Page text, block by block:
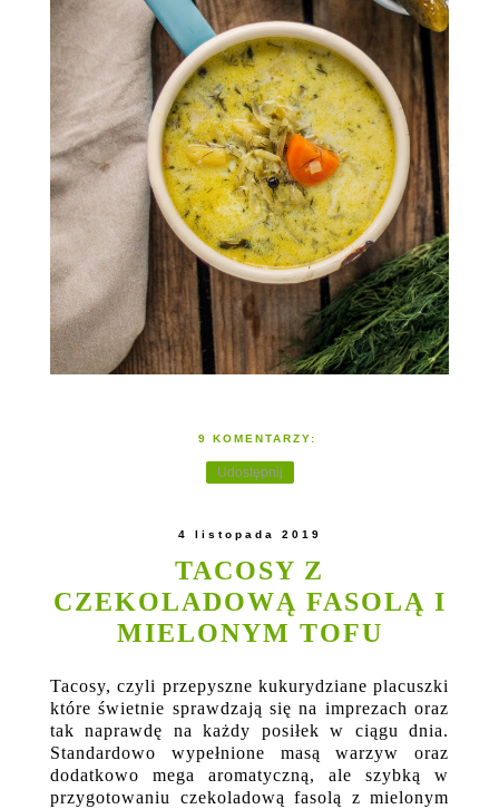
9 KOMENTARZY:
Udostępnij
4 listopada 2019
TACOSY Z
CZEKOLADOWĄ FASOLĄ I
MIELONYM TOFU
Tacosy, czyli przepyszne kukurydziane placuszki
które świetnie sprawdzają się na imprezach oraz
tak naprawdę na każdy posiłek w ciągu dnia.
Standardowo wypełnione masą warzyw oraz
dodatkowo mega aromatyczną, ale szybką w
przygotowaniu czekoladową fasolą z mielonym